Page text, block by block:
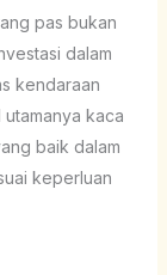
pas bukan
dalam
kendaraan
kaca
baik dalam
keperluan